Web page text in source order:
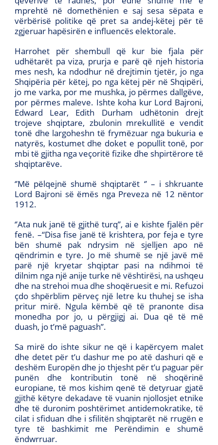
mprehtë në domethënien e saj sesa sëpata e
vërbërisë politike që pret sa andej-këtej për të
zgjeruar hapësirën e influencës elektorale.
Harrohet për shembull që kur bie fjala për
udhëtarët pa viza, prurja e parë që njeh historia
mes nesh, ka ndodhur në drejtimin tjetër, jo nga
Shqipëria për këtej, po nga këtej për në Shqipëri,
jo me varka, por me mushka, jo përmes dallgëve,
por përmes maleve. Ishte koha kur Lord Bajroni,
Edward Lear, Edith Durham udhëtonin drejt
trojeve shqiptare, zbulonin mrekullitë e vendit
tonë dhe largoheshn të frymëzuar nga bukuria e
natyrës, kostumet dhe doket e popullit tonë, por
mbi të gjitha nga veçoritë fizike dhe shpirtërore të
shqiptarëve.
‘’Më pëlqejnë shumë shqiptarët ‘’ – i shkruante
Lord Bajroni së ëmës nga Preveza në 12 nëntor
1912.
‘’Ata nuk janë të gjithë turq’’, ai e kishte fjalën për
fenë. –“Disa fise janë të krishtera, por feja e tyre
bën shumë pak ndrysim në sjelljen apo në
qëndrimin e tyre. Jo më shumë se një javë më
parë një kryetar shqiptar pasi na ndihmoi të
dilnim nga një anije turke në vështirësi, na ushqeu
dhe na strehoi mua dhe shoqëruesit e mi. Refuzoi
çdo shpërblim përveç një letre ku thuhej se isha
pritur mirë. Ngula këmbë që të pranonte disa
monedha por jo, u përgjigj ai. Dua që të më
duash, jo t’më paguash’’.
Sa mirë do ishte sikur ne që i kapërcyem malet
dhe detet për t’u dashur me po atë dashuri që e
deshëm Europën dhe jo thjesht për t’u paguar për
punën dhe kontributin tonë në shoqërinë
europiane, të mos kishim qenë të detyruar gjatë
gjithë këtyre dekadave të vuanin njollosjet etnike
dhe të duronim poshtërimet antidemokratike, të
cilat i sfiduan dhe i sfilitën shqiptarët në rrugën e
tyre të bashkimit me Perëndimin e shumë
ëndwrruar.